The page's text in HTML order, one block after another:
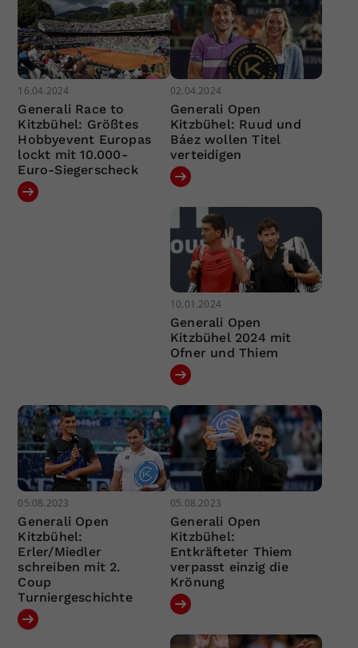
16.04.2024
Generali Race to
Kitzbühel: Größtes
Hobbyevent Europas
lockt mit 10.000-
Euro-Siegerscheck
02.04.2024
Generali Open
Kitzbühel: Ruud und
Báez wollen Titel
verteidigen
10.01.2024
Generali Open
Kitzbühel 2024 mit
Ofner und Thiem
05.08.2023
Generali Open
Kitzbühel:
Erler/Miedler
schreiben mit 2.
Coup
Turniergeschichte
05.08.2023
Generali Open
Kitzbühel:
Entkräfteter Thiem
verpasst einzig die
Krönung